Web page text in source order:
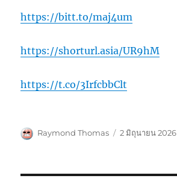
https://bitt.to/maj4um
https://shorturl.asia/UR9hM
https://t.co/3IrfcbbClt
ผู้
Raymond Thomas
เขียน
2 มิถุนายน 2026